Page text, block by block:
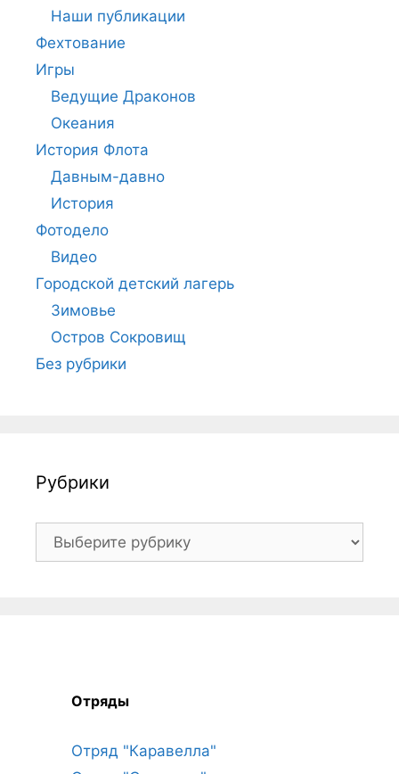
Наши публикации
Фехтование
Игры
Ведущие Драконов
Океания
История Флота
Давным-давно
История
Фотодело
Видео
Городской детский лагерь
Зимовье
Остров Сокровищ
Без рубрики
Рубрики
Рубрики
Отряды
Отряд "Каравелла"